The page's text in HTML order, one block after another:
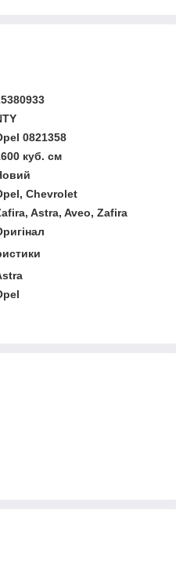
0821358
куб. см
Chevrolet
Astra, Aveo, Zafira